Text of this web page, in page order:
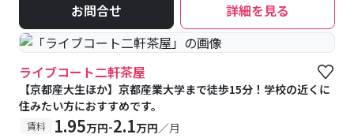
お問合せ 詳細を見る
ライブコート二軒茶屋
【京都産大生ほか】京都産業大学まで徒歩15分！学校の近くに
住みたい方におすすめです。
賃料 1.95万円-2.1万円／月